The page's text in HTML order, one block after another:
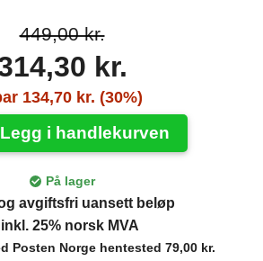
449,00 kr.
kr.
134,70 kr. (30%)
Legg i handlekurven
På lager
avgiftsfri uansett beløp
inkl. 25% norsk MVA
Posten Norge hentested 79,00 kr.